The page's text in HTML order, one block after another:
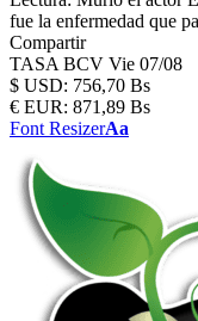
fue la enfermedad que
Compartir
TASA BCV Vie 07/08
$ USD: 756,70 Bs
€ EUR: 871,89 Bs
Font ResizerAa